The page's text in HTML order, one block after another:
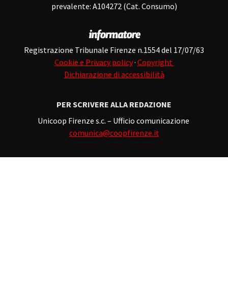
prevalente: A104272 (Cat. Consumo)
Registrazione Tribunale Firenze n.1554 del 17/07/63
Cookie e Privacy policy· Copyright
Dichiarazione di accessibilità
PER SCRIVERE ALLA REDAZIONE
Unicoop Firenze s.c. – Ufficio comunicazione
comunica@coopfirenze.it